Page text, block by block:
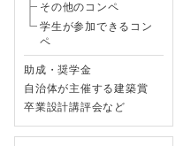
その他のコンペ
学生が参加できるコン
ペ
助成・奨学金
自治体が主催する建築賞
卒業設計講評会など